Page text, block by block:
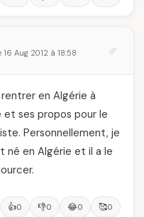
16 Aug 2012 à 18:58
en Algérie à
ses propos pour le
Personnellement, je
né en Algérie et il a le
👍0 👎0 😂0 🥰0